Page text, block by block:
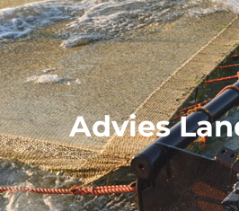
Advies